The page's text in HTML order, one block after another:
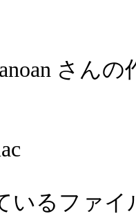
さん
いるファ